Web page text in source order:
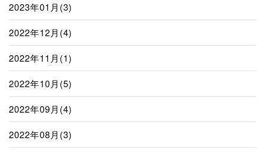
2023年01月(3)
2022年12月(4)
2022年11月(1)
2022年10月(5)
2022年09月(4)
2022年08月(3)